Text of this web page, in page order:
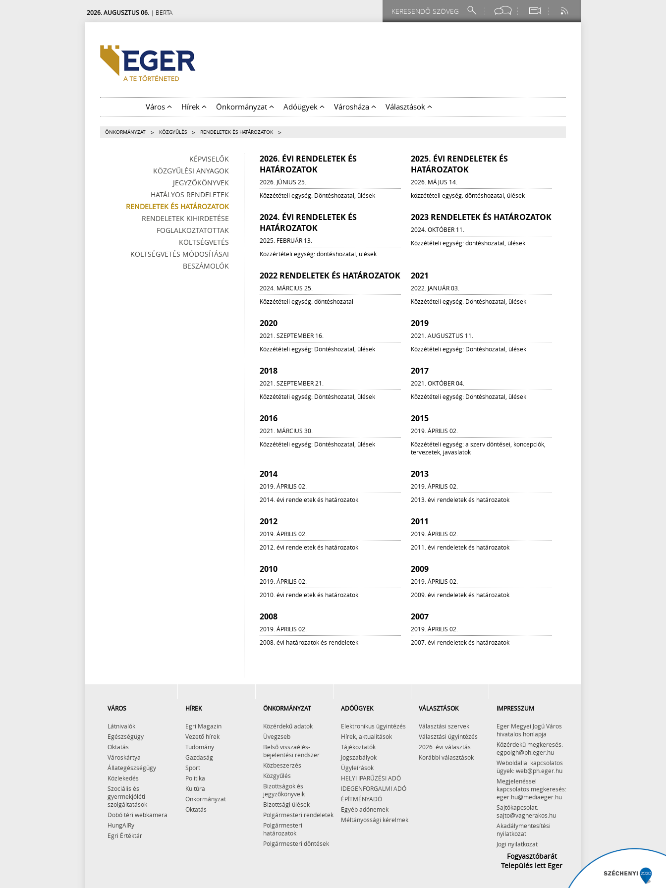
2026. AUGUSZTUS 06. | BERTA
Város Hírek Önkormányzat Adóügyek Városháza Választások
ÖNKORMÁNYZAT > KÖZGYŰLÉS > RENDELETEK ÉS HATÁROZATOK >
KÉPVISELŐK
KÖZGYŰLÉSI ANYAGOK
JEGYZŐKÖNYVEK
HATÁLYOS RENDELETEK
RENDELETEK ÉS HATÁROZATOK
RENDELETEK KIHIRDETÉSE
FOGLALKOZTATOTTAK
KÖLTSÉGVETÉS
KÖLTSÉGVETÉS MÓDOSÍTÁSAI
BESZÁMOLÓK
2026. ÉVI RENDELETEK ÉS
HATÁROZATOK
2026. JÚNIUS 25.
Közzétételi egység: Döntéshozatal, ülések
2025. ÉVI RENDELETEK ÉS
HATÁROZATOK
2026. MÁJUS 14.
közzétételi egység: döntéshozatal, ülések
2024. ÉVI RENDELETEK ÉS
HATÁROZATOK
2025. FEBRUÁR 13.
Közzértételi egység: döntéshozatal, ülések
2023 RENDELETEK ÉS HATÁROZATOK
2024. OKTÓBER 11.
Közzétételi egység: döntéshozatal, ülések
2022 RENDELETEK ÉS HATÁROZATOK
2024. MÁRCIUS 25.
Közzétételi egység: döntéshozatal
2021
2022. JANUÁR 03.
Közzétételi egység: Döntéshozatal, ülések
2020
2021. SZEPTEMBER 16.
Közzétételi egység: Döntéshozatal, ülések
2019
2021. AUGUSZTUS 11.
Közzétételi egység: Döntéshozatal, ülések
2018
2021. SZEPTEMBER 21.
Közzétételi egység: Döntéshozatal, ülések
2017
2021. OKTÓBER 04.
Közzétételi egység: Döntéshozatal, ülések
2016
2021. MÁRCIUS 30.
Közzétételi egység: Döntéshozatal, ülések
2015
2019. ÁPRILIS 02.
Közzétételi egység: a szerv döntései, koncepciók,
tervezetek, javaslatok
2014
2019. ÁPRILIS 02.
2014. évi rendeletek és határozatok
2013
2019. ÁPRILIS 02.
2013. évi rendeletek és határozatok
2012
2019. ÁPRILIS 02.
2012. évi rendeletek és határozatok
2011
2019. ÁPRILIS 02.
2011. évi rendeletek és határozatok
2010
2019. ÁPRILIS 02.
2010. évi rendeletek és határozatok
2009
2019. ÁPRILIS 02.
2009. évi rendeletek és határozatok
2008
2019. ÁPRILIS 02.
2008. évi határozatok és rendeletek
2007
2019. ÁPRILIS 02.
2007. évi rendeletek és határozatok
VÁROS
Látnivalók
Egészségügy
Oktatás
Városkártya
Állategészségügy
Közlekedés
Szociális és
gyermekjóléti
szolgáltatások
Dobó téri webkamera
HungAIRy
Egri Értéktár
HÍREK
Egri Magazin
Vezető hírek
Tudomány
Gazdaság
Sport
Politika
Kultúra
Önkormányzat
Oktatás
ÖNKORMÁNYZAT
Közérdekű adatok
Üvegzseb
Belső visszaélés-
bejelentési rendszer
Közbeszerzés
Közgyűlés
Bizottságok és
jegyzőkönyveik
Bizottsági ülések
Polgármesteri rendeletek
Polgármesteri
határozatok
Polgármesteri döntések
ADÓÜGYEK
Elektronikus ügyintézés
Hírek, aktualitások
Tájékoztatók
Jogszabályok
Ügyleírások
HELYI IPARŰZÉSI ADÓ
IDEGENFORGALMI ADÓ
ÉPÍTMÉNYADÓ
Egyéb adónemek
Méltányossági kérelmek
VÁLASZTÁSOK
Választási szervek
Választási ügyintézés
2026. évi választás
Korábbi választások
IMPRESSZUM
Eger Megyei Jogú Város
hivatalos honlapja
Közérdekű megkeresés:
egpolgh@ph.eger.hu
Weboldallal kapcsolatos
ügyek: web@ph.eger.hu
Megjelenéssel
kapcsolatos megkeresés:
eger.hu@mediaeger.hu
Sajtókapcsolat:
sajto@vagnerakos.hu
Akadálymentesítési
nyilatkozat
Jogi nyilatkozat
Fogyasztóbarát
Település lett Eger